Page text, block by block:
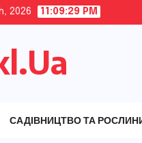
2026 11:09:30 PM
САДІВНИЦТВО ТА